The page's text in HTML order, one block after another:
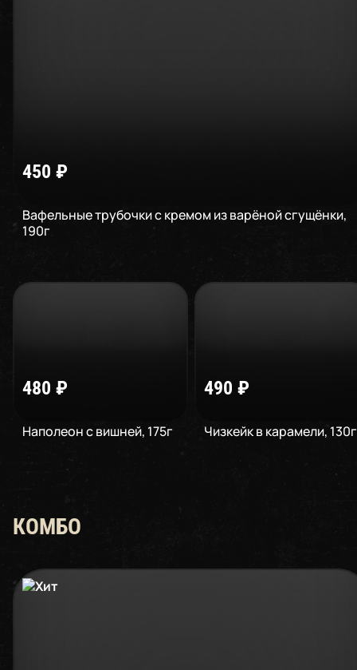
450 ₽
Вафельные трубочки с кремом из варёной сгущёнки,
190г
480 ₽
Наполеон с вишней, 175г
490 ₽
Чизкейк в карамели, 130г
КОМБО